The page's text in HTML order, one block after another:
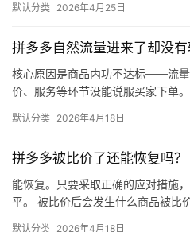
同等级…
默认分类 2026年4月25日
拼多多自然流量进来了却没有
核心原因是商品内功不达标——流
价、服务等环节没能说服买家下单
评少、…
默认分类 2026年4月18日
拼多多被比价了还能恢复吗？
能恢复。只要采取正确的应对措施
平。 被比价后会发生什么商品被比
默认分类 2026年4月18日